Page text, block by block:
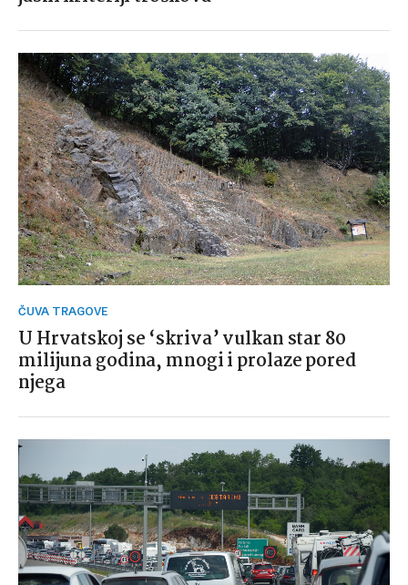
ČUVA TRAGOVE
U Hrvatskoj se ‘skriva’ vulkan star 80
milijuna godina, mnogi i prolaze pored
njega